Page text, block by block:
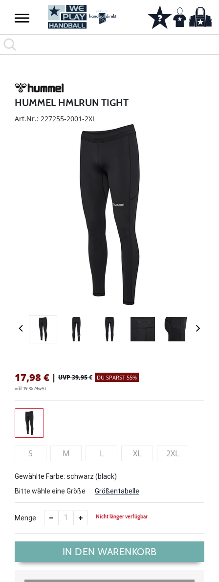
HUMMEL HMLRUN TIGHT
Art.Nr.: 227255-2001-2XL
17,98 € | UVP 39,95 € DU SPARST 55%
inkl. 19 % MwSt.
S M L XL 2XL
Gewählte Farbe: schwarz (black)
Bitte wähle eine Größe
Größentabelle
Menge Nicht länger verfügbar
IN DEN WARENKORB